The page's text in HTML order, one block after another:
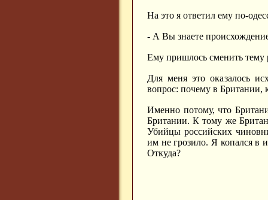
На это я ответил ему по-
- А Вы знаете
Ему пришлось сменить тему
Для меня это оказалось
вопрос: почему в Британии,
Именно потому, что
Британии. К тому же
Убийцы российских
им не грозило. Я копался в
Откуда?